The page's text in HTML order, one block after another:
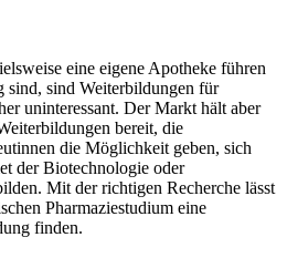
eine eigene Apotheke führen
sind Weiterbildungen für
uninteressant. Der Markt hält aber
bereit, die
die Möglichkeit geben, sich
der Biotechnologie oder
Mit der richtigen Recherche lässt
Pharmaziestudium eine
finden.